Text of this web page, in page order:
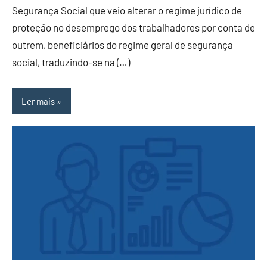
Segurança Social que veio alterar o regime jurídico de
proteção no desemprego dos trabalhadores por conta de
outrem, beneficiários do regime geral de segurança
social, traduzindo-se na (…)
Ler mais